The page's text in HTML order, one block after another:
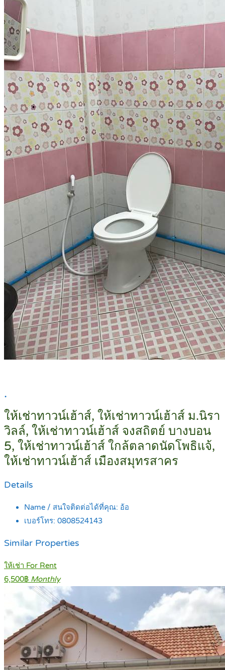
.
ให้เช่าทาวน์เฮ้าส์, ให้เช่าทาวน์เฮ้าส์ ม.นิรา
วิลล์, ให้เช่าทาวน์เฮ้าส์ จงสถิตย์ บางบอน
5, ให้เช่าทาวน์เฮ้าส์ ใกล้ตลาดนัดโพธิแจ้,
ให้เช่าทาวน์เฮ้าส์ เมืองสมุทรสาคร
Details
Name / สนใจติดต่อได้ที่คุณ: อ้อ
เบอร์โทร: 0808524143
Similar Properties
ให้เช่า For Rent
6,500฿ Monthly